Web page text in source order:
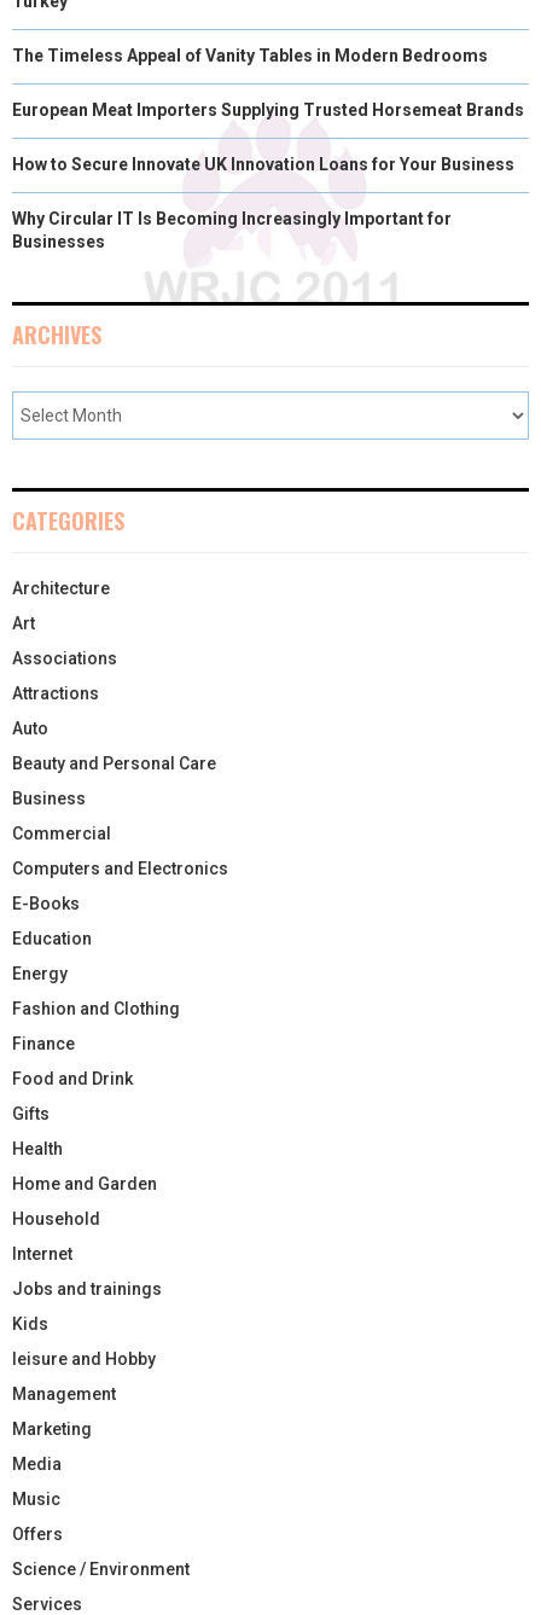
The Timeless Appeal of Vanity Tables in Modern Bedrooms
European Meat Importers Supplying Trusted Horsemeat Brands
How to Secure Innovate UK Innovation Loans for Your Business
Why Circular IT Is Becoming Increasingly Important for
Businesses
ARCHIVES
CATEGORIES
Architecture
Art
Associations
Attractions
Auto
Beauty and Personal Care
Business
Commercial
Computers and Electronics
E-Books
Education
Energy
Fashion and Clothing
Finance
Food and Drink
Gifts
Health
Home and Garden
Household
Internet
Jobs and trainings
Kids
leisure and Hobby
Management
Marketing
Media
Music
Offers
Science / Environment
Services